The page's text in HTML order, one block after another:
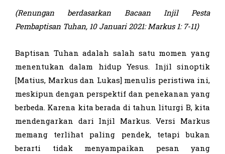
(Renungan berdasarkan Bacaan Injil Pesta
Pembaptisan Tuhan, 10 Januari 2021:Markus 1: 7-11)
Baptisan Tuhan adalah salah satu momen yang
menentukan dalam hidup Yesus. Injil sinoptik
[Matius, Markus dan Lukas] menulis peristiwa ini,
meskipun dengan perspektif dan penekanan yang
berbeda. Karena kita berada di tahun liturgi B, kita
mendengarkan dari Injil Markus. Versi Markus
memang terlihat paling pendek, tetapi bukan
berarti tidak menyampaikan pesan yang